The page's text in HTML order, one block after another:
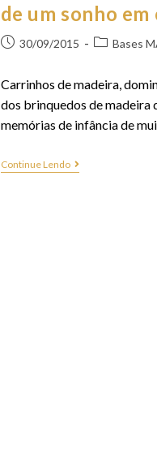
de um sonho em
30/09/2015 Bases
Carrinhos de madeira,
dos brinquedos de madeira
memórias de infância de
Continue Lendo